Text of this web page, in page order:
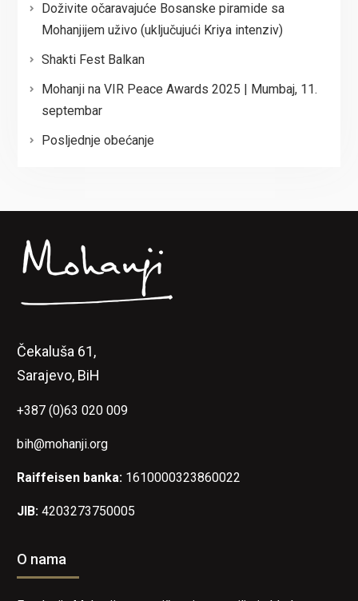
Doživite očaravajuće Bosanske piramide sa
Mohanjijem uživo (uključujući Kriya intenziv)
Shakti Fest Balkan
Mohanji na VIR Peace Awards 2025 | Mumbaj, 11.
septembar
Posljednje obećanje
Čekaluša 61,
Sarajevo, BiH
+387 (0)63 020 009
bih@mohanji.org
Raiffeisen banka: 1610000323860022
JIB: 4203273750005
O nama